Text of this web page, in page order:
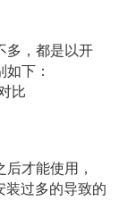
多，都是以开
下：
才能使用，
过多的导致的